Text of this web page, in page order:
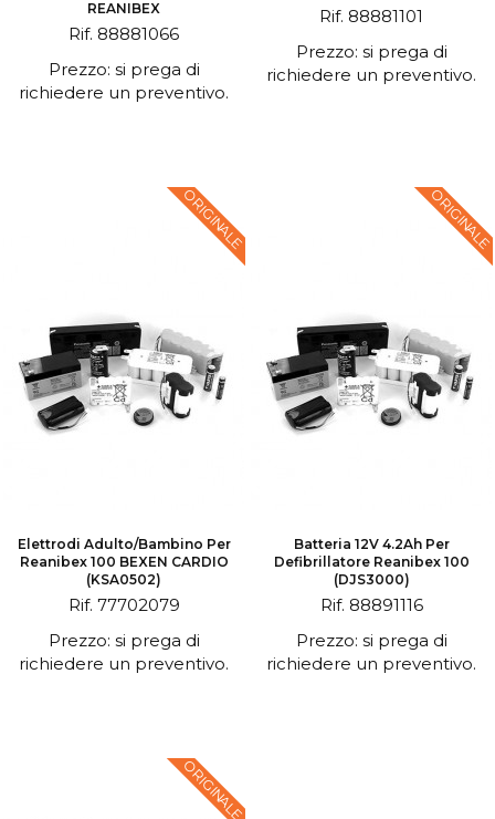
REANIBEX
Rif. 88881066
Prezzo: si prega di
richiedere un preventivo.
Rif. 88881101
Prezzo: si prega di
richiedere un preventivo.
ORIGINALE
Elettrodi Adulto/bambino Per
Reanibex 100 BEXEN CARDIO
(KSA0502)
Rif. 77702079
Prezzo: si prega di
richiedere un preventivo.
ORIGINALE
Batteria 12V 4.2Ah Per
Defibrillatore Reanibex 100
(DJS3000)
Rif. 88891116
Prezzo: si prega di
richiedere un preventivo.
ORIGINALE